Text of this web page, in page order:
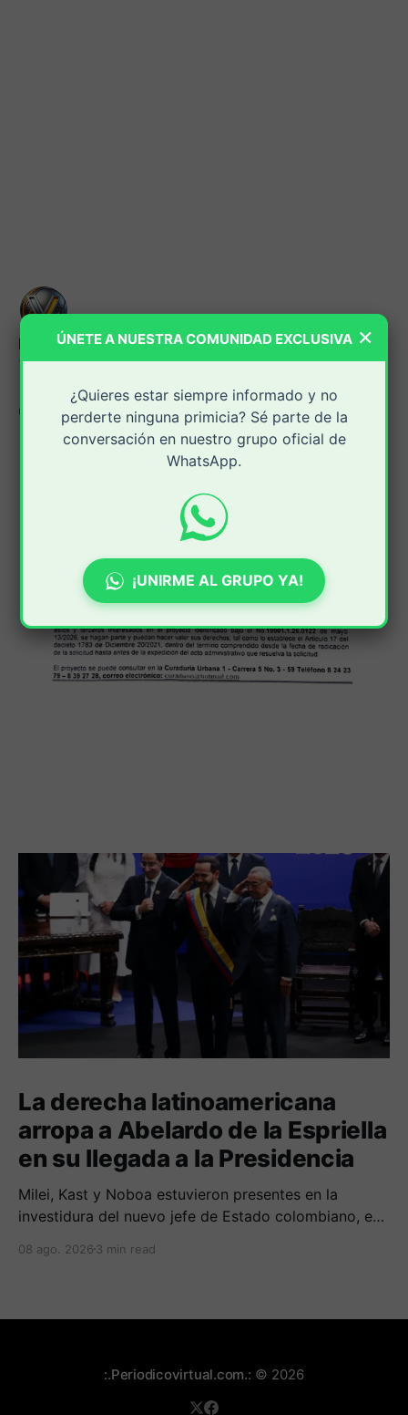
PeriodicoVirtual.com
17 jun. 2026
Compartir:
La derecha latinoamericana
arropa a Abelardo de la Espriella
en su llegada a la Presidencia
Milei, Kast y Noboa estuvieron presentes en la
investidura del nuevo jefe de Estado colombiano, en
mensajes de acercamiento regional.
08 ago. 2026 3 min read
×
ÚNETE A NUESTRA COMUNIDAD EXCLUSIVA
¿Quieres estar siempre informado y no
perderte ninguna primicia? Sé parte de la
conversación en nuestro grupo oficial de
WhatsApp.
¡UNIRME AL GRUPO YA!
:.Periodicovirtual.com.: © 2026